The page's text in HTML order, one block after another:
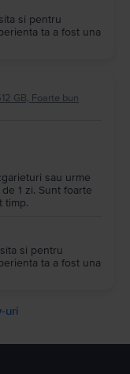
si pentru
ta a fost una
GB, Foarte bun
sau urme
1 zi. Sunt foarte
timp.
si pentru
ta a fost una
uri